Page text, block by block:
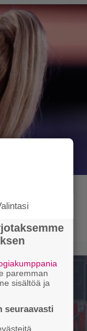
–
paremman
sisältöä ja
seuraavasti